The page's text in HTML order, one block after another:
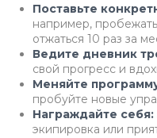
Поставьте
например,
отжаться 10 раз за
Ведите дневник
свой прогресс и
Меняйте
пробуйте новые
Награждайте себя:
экипировка или